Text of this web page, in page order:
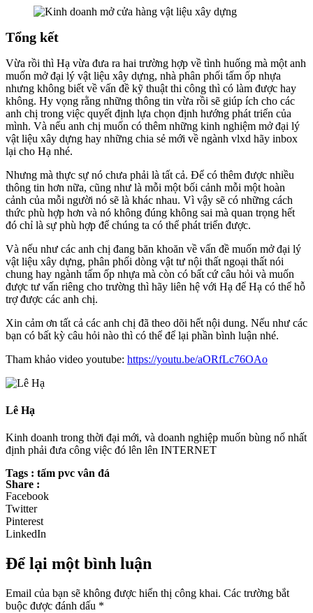
Tổng kết
Vừa rồi thì Hạ vừa đưa ra hai trường hợp về tình huống mà một anh
muốn mở đại lý vật liệu xây dựng, nhà phân phối tấm ốp nhựa
nhưng không biết về vấn đề kỹ thuật thi công thì có làm được hay
không. Hy vọng rằng những thông tin vừa rồi sẽ giúp ích cho các
anh chị trong việc quyết định lựa chọn định hướng phát triển của
mình. Và nếu anh chị muốn có thêm những kinh nghiệm mở đại lý
vật liệu xây dựng hay những chia sẻ mới về ngành vlxd hãy inbox
lại cho Hạ nhé.
Nhưng mà thực sự nó chưa phải là tất cả. Để có thêm được nhiều
thông tin hơn nữa, cũng như là mỗi một bối cảnh mỗi một hoàn
cảnh của mỗi người nó sẽ là khác nhau. Vì vậy sẽ có những cách
thức phù hợp hơn và nó không đúng không sai mà quan trọng hết
đó chỉ là sự phù hợp để chúng ta có thể phát triển được.
Và nếu như các anh chị đang băn khoăn về vấn đề muốn mở đại lý
vật liệu xây dựng, phân phối dòng vật tư nội thất ngoại thất nói
chung hay ngành tấm ốp nhựa mà còn có bất cứ câu hỏi và muốn
được tư vấn riêng cho trường thì hãy liên hệ với Hạ để Hạ có thể hỗ
trợ được các anh chị.
Xin cảm ơn tất cả các anh chị đã theo dõi hết nội dung. Nếu như các
bạn có bất kỳ câu hỏi nào thì có thể để lại phần bình luận nhé.
Tham khảo video youtube: https://youtu.be/aORfLc76OAo
Lê Hạ
Kinh doanh trong thời đại mới, và doanh nghiệp muốn bùng nổ nhất
định phải đưa công việc đó lên lên INTERNET
Tags : tấm pvc vân đá
Share :
Facebook
Twitter
Pinterest
LinkedIn
Để lại một bình luận
Email của bạn sẽ không được hiển thị công khai. Các trường bắt
buộc được đánh dấu *